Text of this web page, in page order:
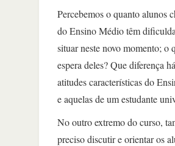
Percebemos o quanto alunos
do Ensino Médio têm
situar neste novo momento; o
espera deles? Que diferença
atitudes características do
e aquelas de um estudante
No outro extremo do curso,
preciso discutir e orientar os